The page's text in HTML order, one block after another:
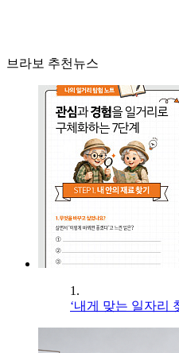
브라보 추천뉴스
1.
‘내게 맞는 일자리